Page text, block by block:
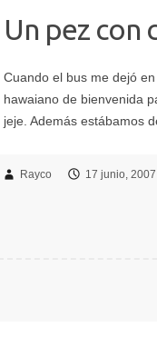
Un pez con
Rayco 17 junio, 2007